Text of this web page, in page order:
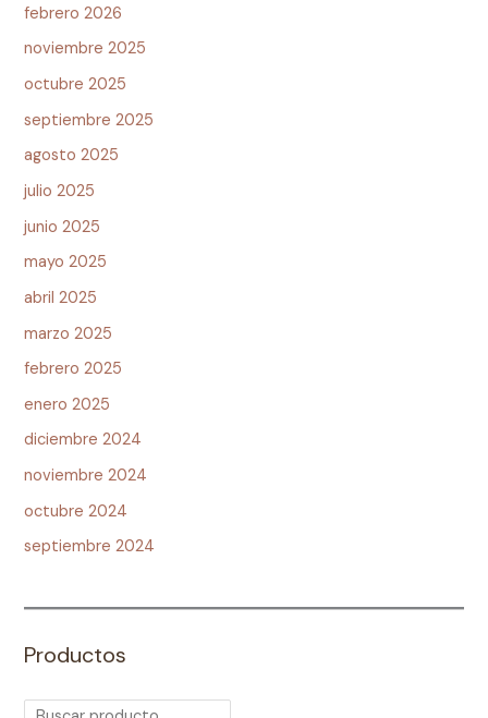
febrero 2026
noviembre 2025
octubre 2025
septiembre 2025
agosto 2025
julio 2025
junio 2025
mayo 2025
abril 2025
marzo 2025
febrero 2025
enero 2025
diciembre 2024
noviembre 2024
octubre 2024
septiembre 2024
Productos